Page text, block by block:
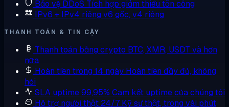
Bảo vệ DDoS Tích hợp giảm thiểu tấn công
IPv6 + IPv4 riêng v6 gốc, v4 riêng
THANH TOÁN & TIN CẬY
Thanh toán bằng crypto BTC, XMR, USDT và hơn
nữa
Hoàn tiền trong 14 ngày Hoàn tiền đầy đủ, không
hỏi
SLA uptime 99,95% Cam kết uptime của chúng tôi
Hỗ trợ người thật 24/7 Kỹ sư thật, trong vài phút